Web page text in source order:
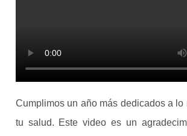
Cumplimos un año más dedicados a lo
tu salud. Este video es un